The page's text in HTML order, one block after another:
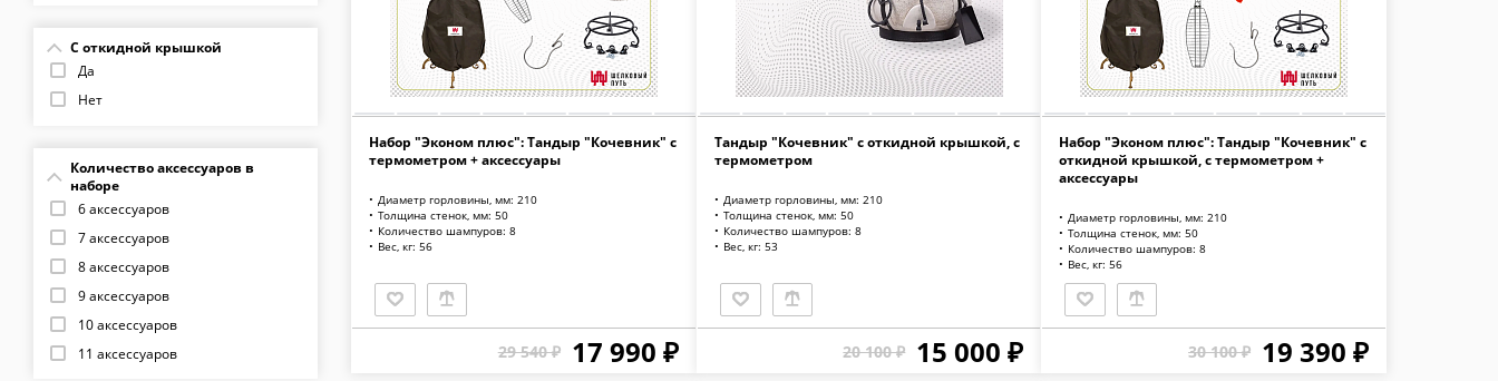
Поручик
Скиф с поворотной крышкой
NEW
С откидной крышкой
Да
Нет
Количество аксессуаров в
наборе
6 аксессуаров
7 аксессуаров
8 аксессуаров
9 аксессуаров
10 аксессуаров
11 аксессуаров
Набор "Эконом плюс": Тандыр "Кочевник" с
термометром + аксессуары
Диаметр горловины, мм: 210
Толщина стенок, мм: 50
Количество шампуров: 8
Вес, кг: 56
29 540 ₽ 17 990 ₽
Тандыр "Кочевник" с откидной крышкой, с
термометром
Диаметр горловины, мм: 210
Толщина стенок, мм: 50
Количество шампуров: 8
Вес, кг: 53
20 100 ₽ 15 000 ₽
Набор "Эконом плюс": Тандыр "Кочевник" с
откидной крышкой, с термометром +
аксессуары
Диаметр горловины, мм: 210
Толщина стенок, мм: 50
Количество шампуров: 8
Вес, кг: 56
30 100 ₽ 19 390 ₽